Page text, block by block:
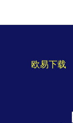
欧易下载